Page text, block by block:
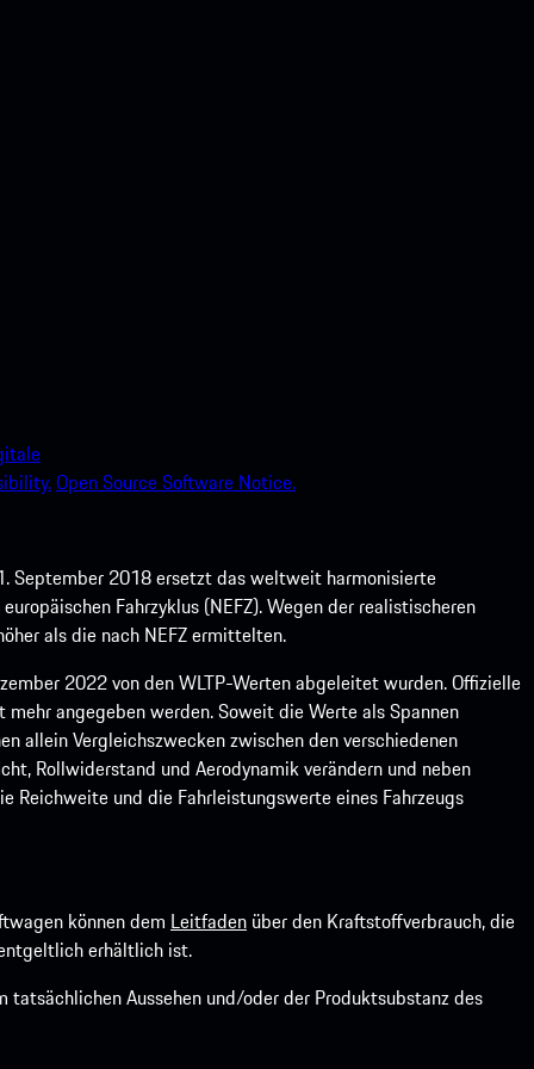
Open Source Software Notice.
September 2018 ersetzt das weltweit harmonisierte
Fahrzyklus (NEFZ). Wegen der realistischeren
als die nach NEFZ ermittelten.
2022 von den WLTP-Werten abgeleitet wurden. Offizielle
angegeben werden. Soweit die Werte als Spannen
allein Vergleichszwecken zwischen den verschiedenen
Rollwiderstand und Aerodynamik verändern und neben
Reichweite und die Fahrleistungswerte eines Fahrzeugs
können dem Leitfaden über den Kraftstoffverbrauch, die
erhältlich ist.
Aussehen und/oder der Produktsubstanz des